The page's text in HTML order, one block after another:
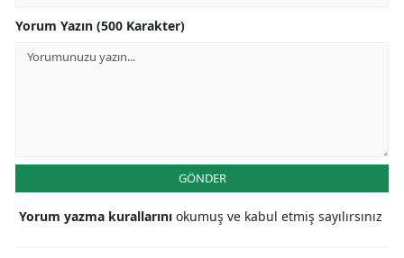
Yorum Yazın (500 Karakter)
GÖNDER
Yorum yazma kurallarını okumuş ve kabul etmiş sayılırsınız